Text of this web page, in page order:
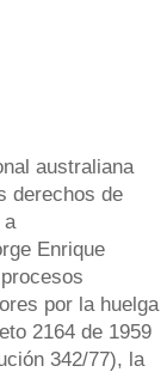
australiana
derechos de
a
Enrique
por la huelga
2164 de 1959
342/77), la